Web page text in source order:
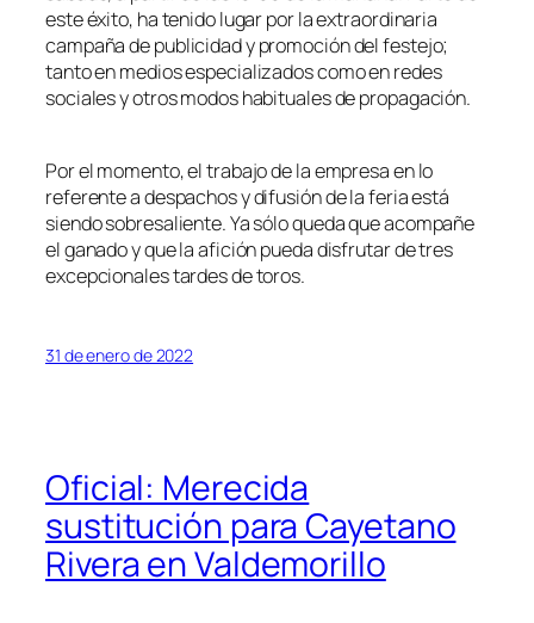
este éxito, ha tenido lugar por la extraordinaria
campaña de publicidad y promoción del festejo;
tanto en medios especializados como en redes
sociales y otros modos habituales de propagación.
Por el momento, el trabajo de la empresa en lo
referente a despachos y difusión de la feria está
siendo sobresaliente. Ya sólo queda que acompañe
el ganado y que la afición pueda disfrutar de tres
excepcionales tardes de toros.
31 de enero de 2022
Oficial: Merecida
sustitución para Cayetano
Rivera en Valdemorillo